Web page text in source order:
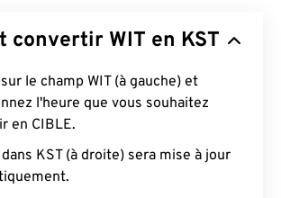
convertir WIT en KST
le champ WIT (à gauche) et
l'heure que vous souhaitez
en CIBLE.
KST (à droite) sera mise à jour